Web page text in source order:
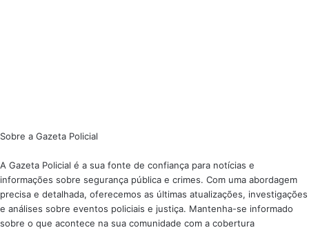
Sobre a Gazeta Policial
A Gazeta Policial é a sua fonte de confiança para notícias e
informações sobre segurança pública e crimes. Com uma abordagem
precisa e detalhada, oferecemos as últimas atualizações, investigações
e análises sobre eventos policiais e justiça. Mantenha-se informado
sobre o que acontece na sua comunidade com a cobertura